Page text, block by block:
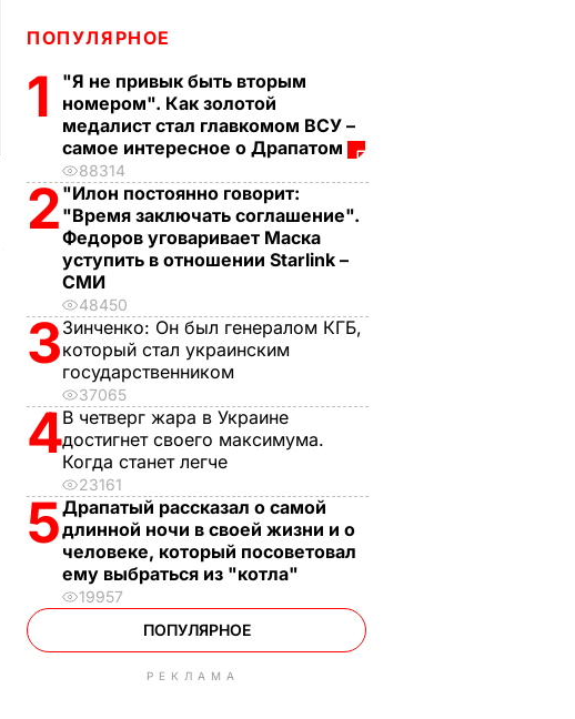
ПОПУЛЯРНОЕ
1
"Я не привык быть вторым
номером". Как золотой
медалист стал главкомом ВСУ –
самое интересное о Драпатом
88314
2 "Илон постоянно говорит:
"Время заключать соглашение".
Федоров уговаривает Маска
уступить в отношении Starlink –
СМИ
48450
3Зинченко: Он был генералом КГБ,
который стал украинским
государственником
37065
4В четверг жара в Украине
достигнет своего максимума.
Когда станет легче
23161
5Драпатый рассказал о самой
длинной ночи в своей жизни и о
человеке, который посоветовал
ему выбраться из "котла"
19957
ПОПУЛЯРНОЕ
РЕКЛАМА